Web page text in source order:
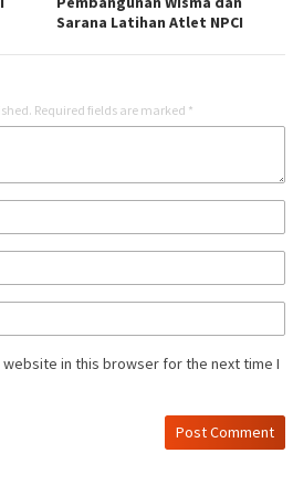
Sarana Latihan Atlet NPCI
Required fields are marked *
website in this browser for the next time I